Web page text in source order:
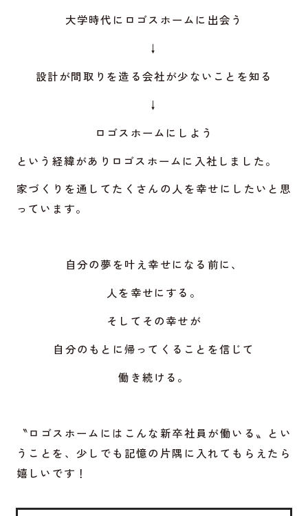
大学時代にロゴスホームに出会う
↓
設計が間取りを造る会社が少ないことを知る
↓
ロゴスホームにしよう
という経緯がありロゴスホームに入社しました。
家づくりを通してたくさんの人を幸せにしたいと思
っています。
自分の夢を叶え幸せになる前に、
人を幸せにする。
そしてその幸せが
自分のもとに帰ってくることを信じて
働き続ける。
〝ロゴスホームにはこんな新卒社員が働いる〟とい
うことを、少しでも記憶の片隅に入れてもらえたら
嬉しいです！